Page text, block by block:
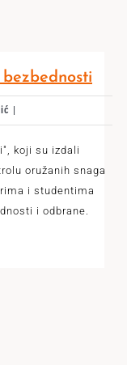
|
koji su izdali
oružanih snaga
i studentima
i odbrane.